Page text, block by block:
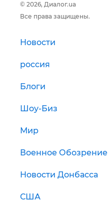
© 2026, Диалог.ua
Все права защищены.
Новости
россия
Блоги
Шоу-Биз
Мир
Военное Обозрение
Новости Донбасса
США